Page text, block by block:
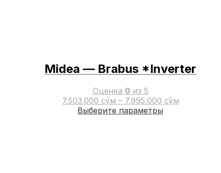
Midea — Brabus *Inverter
Оценка 0из 5
7.503.000 сўм – 7.995.000 сўм
Выберите параметры